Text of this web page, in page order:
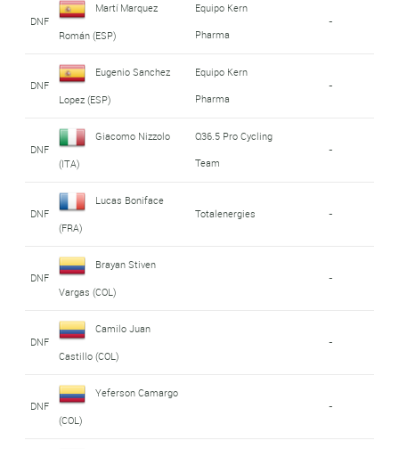
DNF
Martí Marquez
Román (ESP)
Equipo Kern
Pharma
-
DNF
Eugenio Sanchez
Lopez (ESP)
Equipo Kern
Pharma
-
DNF
Giacomo Nizzolo
(ITA)
Q36.5 Pro Cycling
Team
-
DNF
Lucas Boniface
(FRA)
Totalenergies -
DNF
Brayan Stiven
Vargas (COL)
-
DNF
Camilo Juan
Castillo (COL)
-
DNF
Yeferson Camargo
(COL)
-